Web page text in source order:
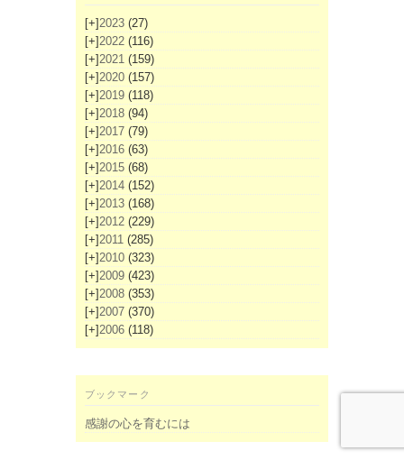
[+]2023 (27)
[+]2022 (116)
[+]2021 (159)
[+]2020 (157)
[+]2019 (118)
[+]2018 (94)
[+]2017 (79)
[+]2016 (63)
[+]2015 (68)
[+]2014 (152)
[+]2013 (168)
[+]2012 (229)
[+]2011 (285)
[+]2010 (323)
[+]2009 (423)
[+]2008 (353)
[+]2007 (370)
[+]2006 (118)
ブックマーク
感謝の心を育むには